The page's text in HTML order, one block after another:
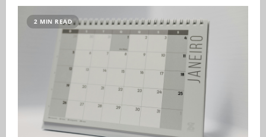
2 MIN READ